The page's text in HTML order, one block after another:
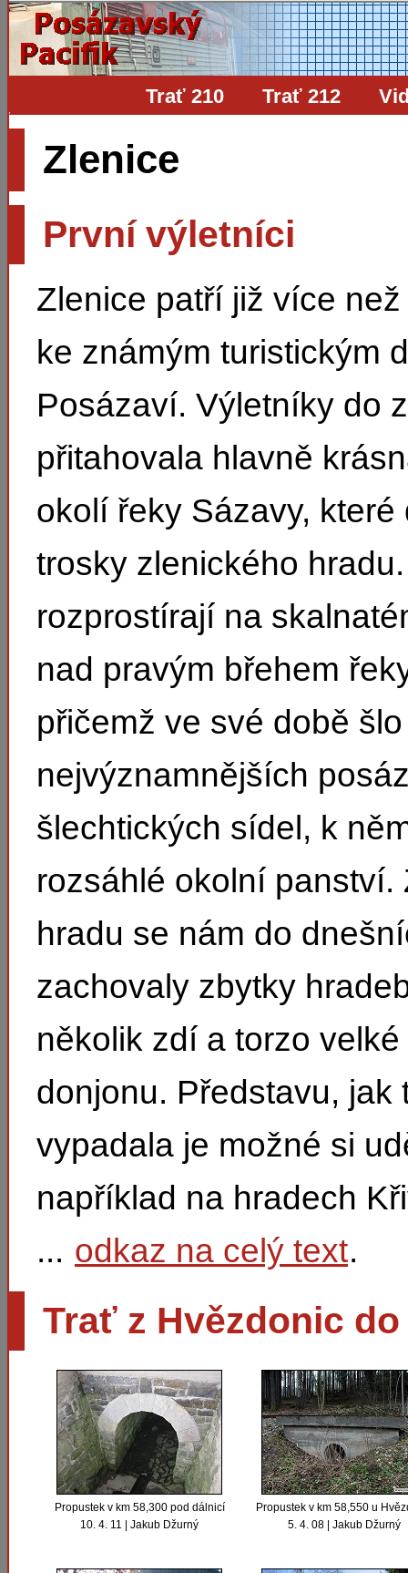
Trať 210 Trať 212
Zlenice
První výletníci
Zlenice patří již více
ke známým turistickým
Posázaví. Výletníky do
přitahovala hlavně
okolí řeky Sázavy, které
trosky zlenického
rozprostírají na
nad pravým břehem
přičemž ve své době
nejvýznamnějších
šlechtických sídel, k
rozsáhlé okolní panství.
hradu se nám do
zachovaly zbytky
několik zdí a torzo velké
donjonu. Představu, jak
vypadala je možné si
například na hradech
... odkaz na celý text.
Trať z Hvězdonic
Propustek v km 58,300 pod dálnicí
10. 4. 11 | Jakub Džurný
Propustek v km 58,550 u
5. 4. 08 | Jakub Džurný